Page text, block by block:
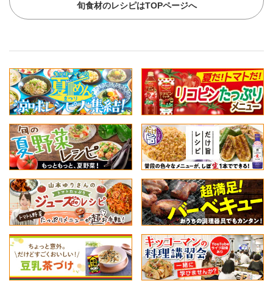
旬食材のレシピはTOPページへ